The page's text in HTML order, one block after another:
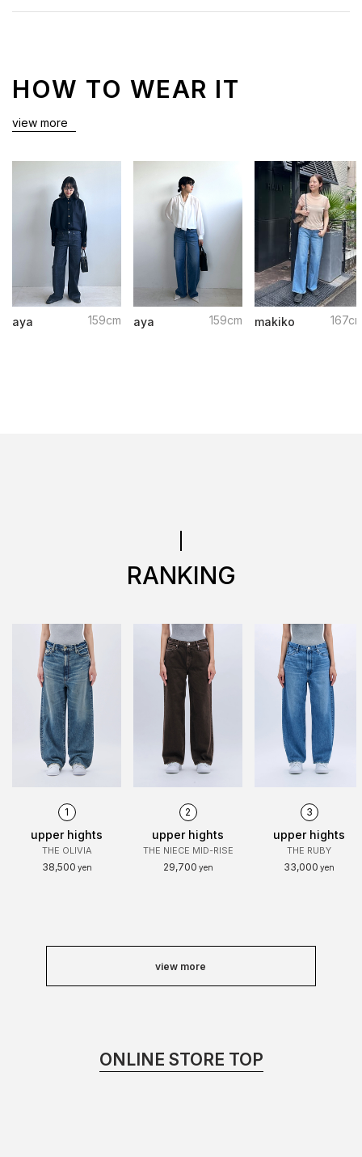
HOW TO WEAR IT
view more
aya 159cm aya 159cm makiko
RANKING
1
upper hights
THE OLIVIA
38,500 yen
2
upper hights
THE NIECE MID-RISE
29,700 yen
3
upper hights
THE RUBY
33,000 yen
view more
ONLINE STORE TOP